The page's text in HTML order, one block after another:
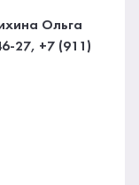
Ольга
27, +7 (911)